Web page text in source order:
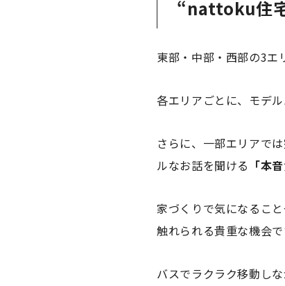
“nattoku住
東部・中部・西部の3エ
各エリアごとに、モデ
さらに、一部エリアで
ルなお話を聞ける 「本
家づくりで気になるこ
触れられる貴重な機会で
バスでラクラク移動し